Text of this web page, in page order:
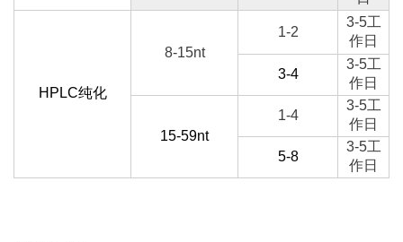
HPLC纯化
8-15nt
1-2
3-5工
作日
3-4
3-5工
作日
15-59nt
1-4
3-5工
作日
5-8
3-5工
作日